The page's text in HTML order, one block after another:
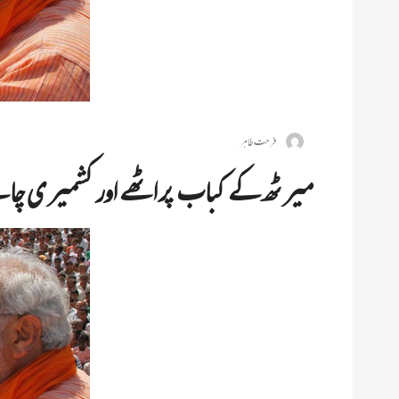
فرحت طاہر
میرٹھ کے کباب پراٹھے اورکشمیر ی